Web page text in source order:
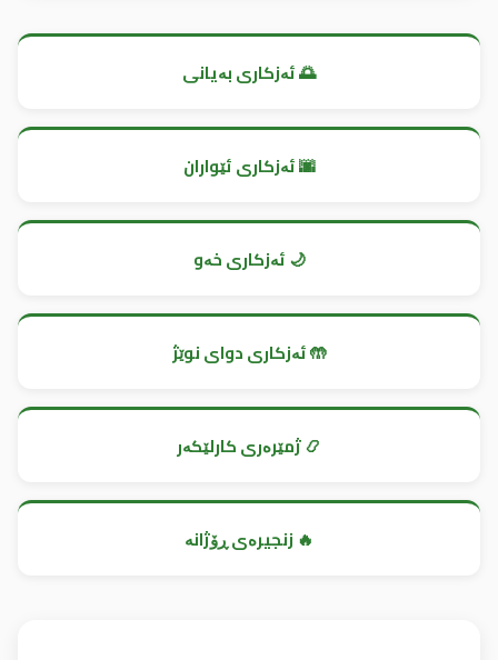
🌅 ئەزکاری بەیانی
🌆 ئەزکاری ئێواران
🌙 ئەزکاری خەو
🤲 ئەزکاری دوای نوێژ
📿 ژمێرەری کارلێکەر
🔥 زنجیرەی ڕۆژانە